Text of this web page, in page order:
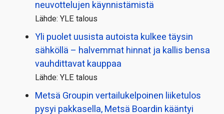
neuvottelujen käynnistämistä
Lähde: YLE talous
Yli puolet uusista autoista kulkee täysin
sähköllä – halvemmat hinnat ja kallis bensa
vauhdittavat kauppaa
Lähde: YLE talous
Metsä Groupin vertailu­kelpoinen liiketulos
pysyi pakkasella, Metsä Boardin kääntyi